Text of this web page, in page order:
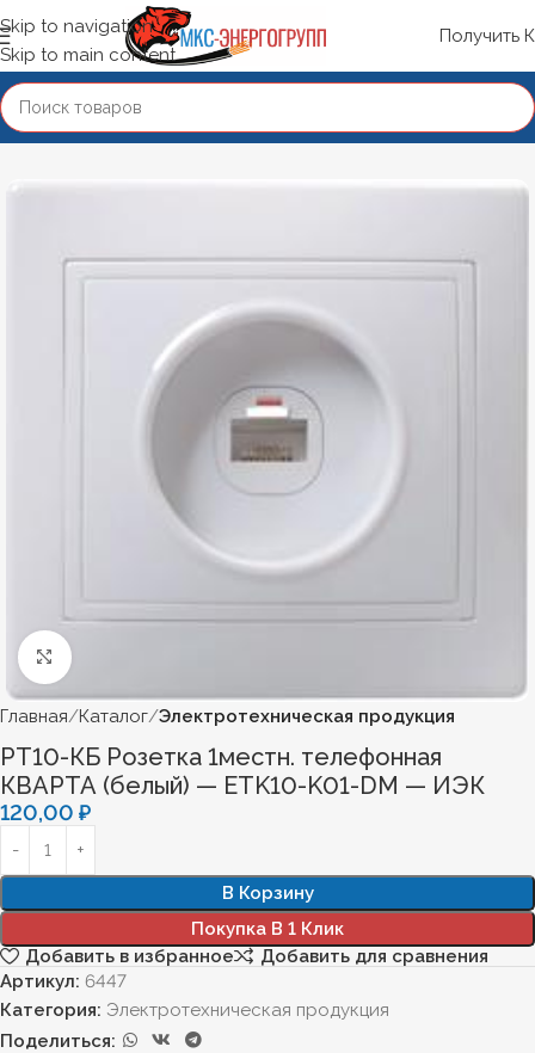
Skip to navigation
Skip to main content
Получить
Нажмите, чтобы увеличить
Главная Каталог Электротехническая продукция
РТ10-КБ Розетка 1местн. телефонная
КВАРТА (белый) — ETK10-K01-DM — ИЭК
120,00 ₽
В Корзину
Покупка В 1 Клик
Добавить в избранное
Добавить для сравнения
Артикул: 6447
Категория: Электротехническая продукция
Поделиться: